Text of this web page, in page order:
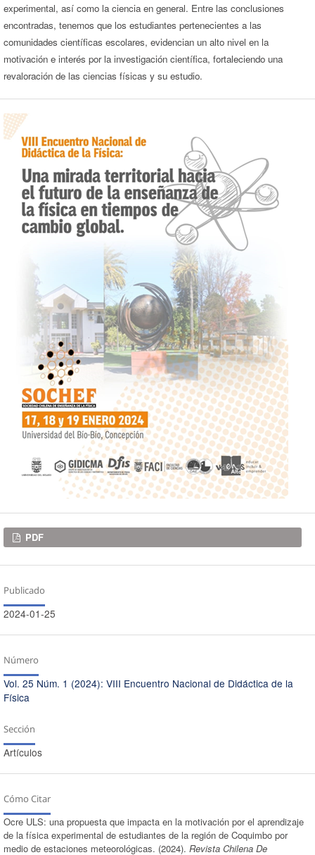
experimental, así como la ciencia en general. Entre las conclusiones
encontradas, tenemos que los estudiantes pertenecientes a las
comunidades científicas escolares, evidencian un alto nivel en la
motivación e interés por la investigación científica, fortaleciendo una
revaloración de las ciencias físicas y su estudio.
Descargas
PDF
Publicado
2024-01-25
Número
Vol. 25 Núm. 1 (2024): VIII Encuentro Nacional de Didáctica de la
Física
Sección
Artículos
Cómo Citar
Ocre ULS: una propuesta que impacta en la motivación por el aprendizaje
de la física experimental de estudiantes de la región de Coquimbo por
medio de estaciones meteorológicas. (2024). Revista Chilena De